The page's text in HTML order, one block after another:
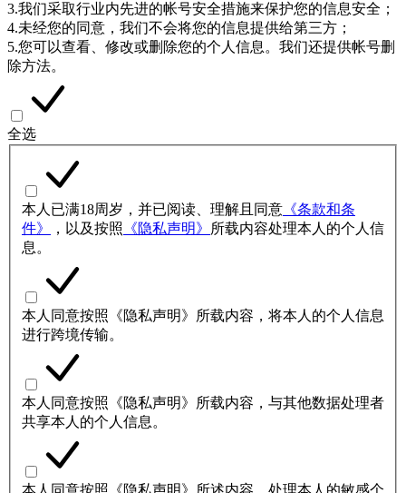
3.我们采取行业内先进的帐号安全措施来保护您的信息安全；
4.未经您的同意，我们不会将您的信息提供给第三方；
5.您可以查看、修改或删除您的个人信息。我们还提供帐号删
除方法。
全选
本人已满18周岁，并已阅读、理解且同意 《条款和条
件》
，以及按照 《隐私声明》
所载内容处理本人的个人信
息。
本人同意按照《隐私声明》所载内容，将本人的个人信息
进行跨境传输。
本人同意按照《隐私声明》所载内容，与其他数据处理者
共享本人的个人信息。
本人同意按照《隐私声明》所述内容，处理本人的敏感个